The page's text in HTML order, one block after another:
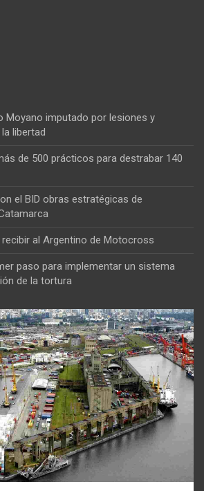
Moyano imputado por lesiones y
libertad
de 500 prácticos para destrabar 140
el BID obras estratégicas de
al Argentino de Motocross
paso para implementar un sistema
de la tortura